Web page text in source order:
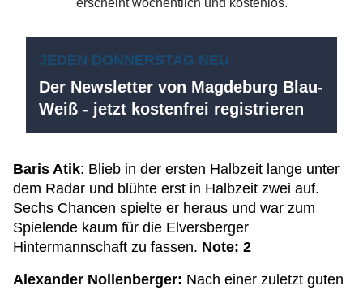
JEDEN DONNERSTAG NEU
Der Newsletter von Magdeburg Blau-
Weiß - jetzt kostenfrei registrieren
Baris Atik: Blieb in der ersten Halbzeit lange unter
dem Radar und blühte erst in Halbzeit zwei auf.
Sechs Chancen spielte er heraus und war zum
Spielende kaum für die Elversberger
Hintermannschaft zu fassen. Note: 2
Alexander Nollenberger: Nach einer zuletzt guten